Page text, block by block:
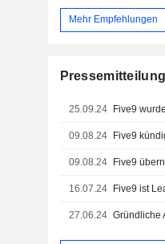
Mehr Empfehlungen
25.09.24
09.08.24
09.08.24
16.07.24
27.06.24